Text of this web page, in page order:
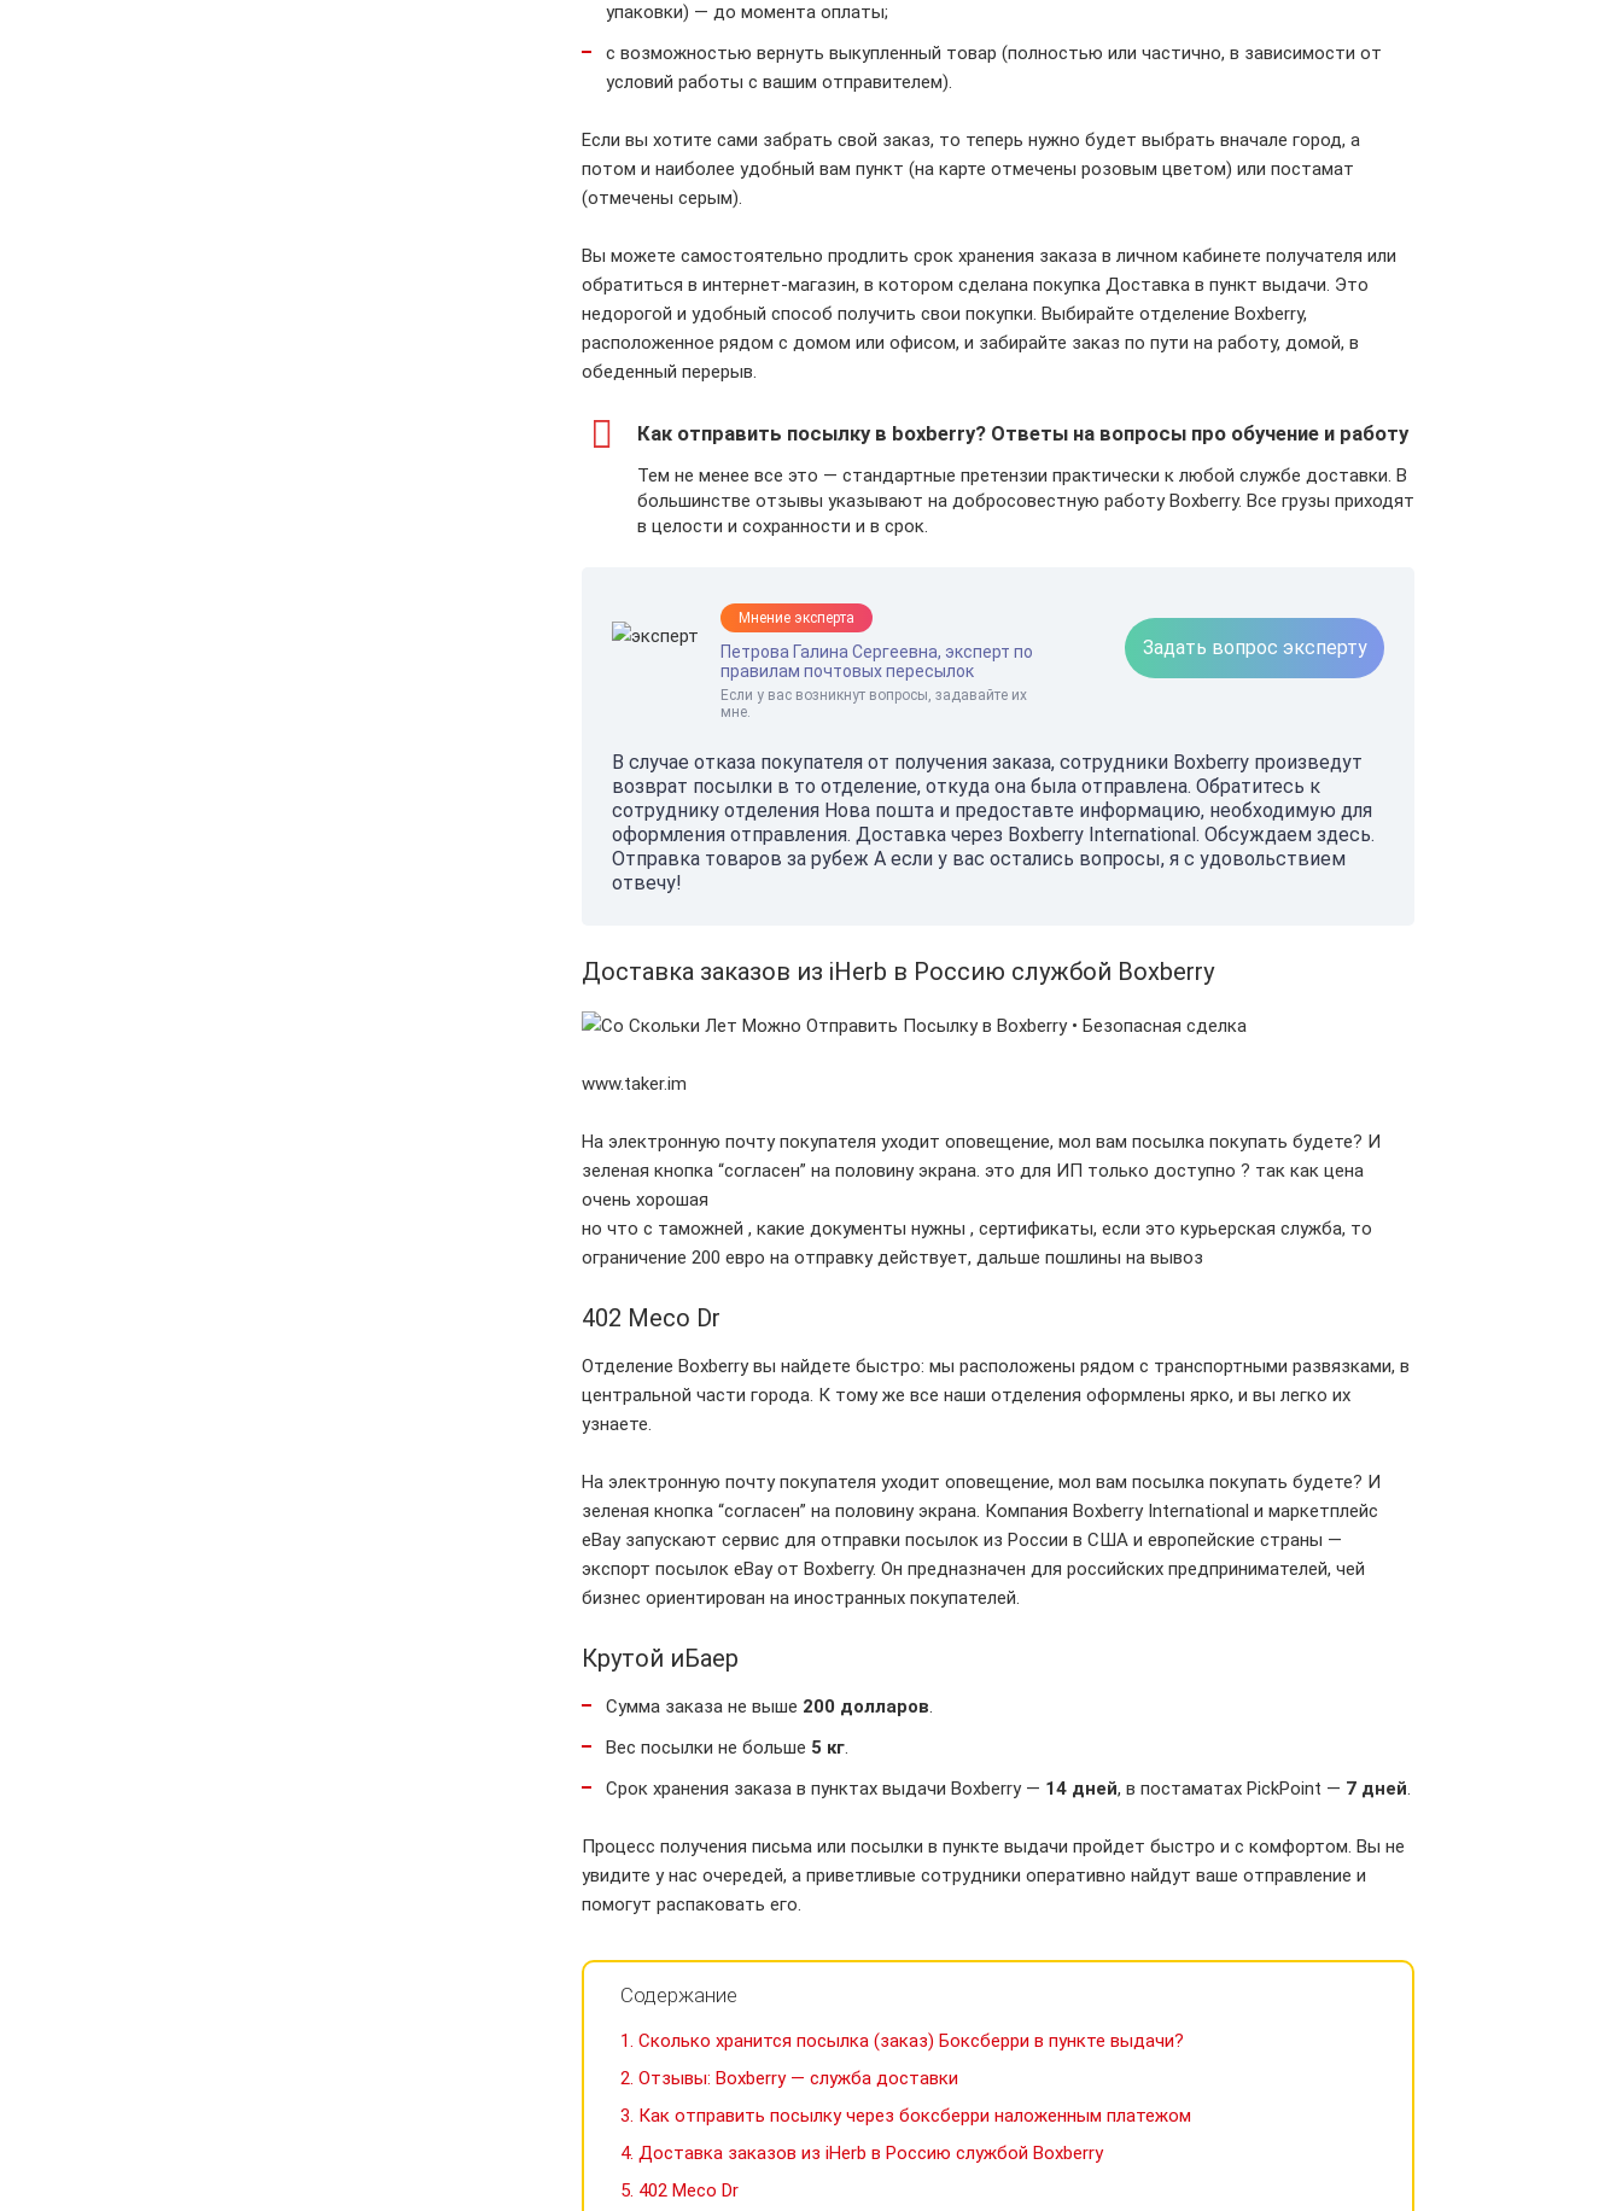
упаковки) — до момента оплаты;
с возможностью вернуть выкупленный товар (полностью или частично, в зависимости от
условий работы с вашим отправителем).
Если вы хотите сами забрать свой заказ, то теперь нужно будет выбрать вначале город, а
потом и наиболее удобный вам пункт (на карте отмечены розовым цветом) или постамат
(отмечены серым).
Вы можете самостоятельно продлить срок хранения заказа в личном кабинете получателя или
обратиться в интернет-магазин, в котором сделана покупка Доставка в пункт выдачи. Это
недорогой и удобный способ получить свои покупки. Выбирайте отделение Boxberry,
расположенное рядом с домом или офисом, и забирайте заказ по пути на работу, домой, в
обеденный перерыв.
Как отправить посылку в boxberry? Ответы на вопросы про обучение и работу
Тем не менее все это — стандартные претензии практически к любой службе доставки. В
большинстве отзывы указывают на добросовестную работу Boxberry. Все грузы приходят
в целости и сохранности и в срок.
Мнение эксперта
Петрова Галина Сергеевна, эксперт по
правилам почтовых пересылок
Если у вас возникнут вопросы, задавайте их
мне.
Задать вопрос эксперту
В случае отказа покупателя от получения заказа, сотрудники Boxberry произведут
возврат посылки в то отделение, откуда она была отправлена. Обратитесь к
сотруднику отделения Нова пошта и предоставте информацию, необходимую для
оформления отправления. Доставка через Boxberry International. Обсуждаем здесь.
Отправка товаров за рубеж А если у вас остались вопросы, я с удовольствием
отвечу!
Доставка заказов из iHerb в Россию службой Boxberry
www.taker.im
На электронную почту покупателя уходит оповещение, мол вам посылка покупать будете? И
зеленая кнопка “согласен” на половину экрана. это для ИП только доступно ? так как цена
очень хорошая
но что с таможней , какие документы нужны , сертификаты, если это курьерская служба, то
ограничение 200 евро на отправку действует, дальше пошлины на вывоз
402 Meco Dr
Отделение Boxberry вы найдете быстро: мы расположены рядом с транспортными развязками, в
центральной части города. К тому же все наши отделения оформлены ярко, и вы легко их
узнаете.
На электронную почту покупателя уходит оповещение, мол вам посылка покупать будете? И
зеленая кнопка “согласен” на половину экрана. Компания Boxberry International и маркетплейс
eBay запускают сервис для отправки посылок из России в США и европейские страны —
экспорт посылок eBay от Boxberry. Он предназначен для российских предпринимателей, чей
бизнес ориентирован на иностранных покупателей.
Крутой иБаер
Сумма заказа не выше 200 долларов.
Вес посылки не больше 5 кг.
Срок хранения заказа в пунктах выдачи Boxberry — 14 дней, в постаматах PickPoint — 7 дней.
Процесс получения письма или посылки в пункте выдачи пройдет быстро и с комфортом. Вы не
увидите у нас очередей, а приветливые сотрудники оперативно найдут ваше отправление и
помогут распаковать его.
Содержание
1. Сколько хранится посылка (заказ) Боксберри в пункте выдачи?
2. Отзывы: Boxberry — служба доставки
3. Как отправить посылку через боксберри наложенным платежом
4. Доставка заказов из iHerb в Россию службой Boxberry
5. 402 Meco Dr